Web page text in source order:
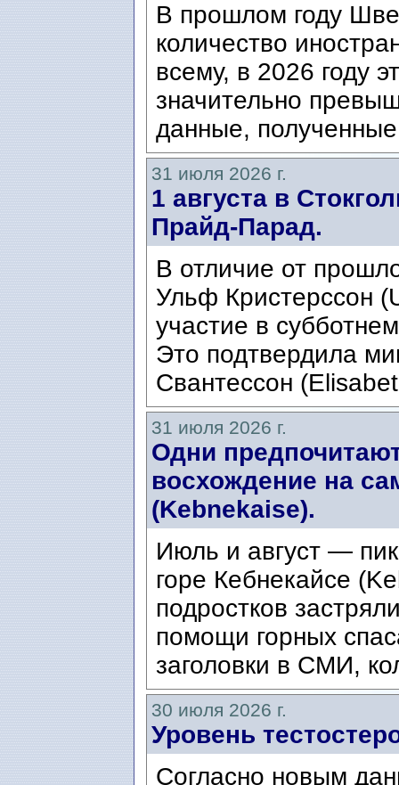
В прошлом году
количество
всему, в 2026 году
значительно
данные,
31 июля 2026 г.
1 августа в
Прайд-Парад.
В отличие от
Ульф Кристерссон
участие в
Это подтвердила
Свантессон
31 июля 2026 г.
Одни
восхождение на
(Kebnekaise).
Июль и август — пик
горе Кебнекайсе
подростков
помощи горных
заголовки в СМИ,
30 июля 2026 г.
Уровень
Согласно новым